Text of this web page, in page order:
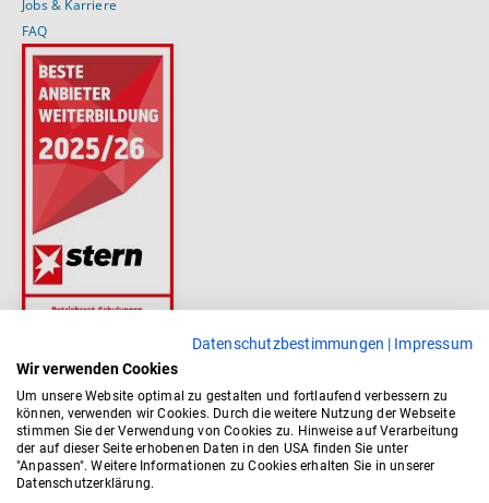
Datenschutzbestimmungen | Impressum
Wir verwenden Cookies
Um unsere Website optimal zu gestalten und fortlaufend verbessern zu
können, verwenden wir Cookies. Durch die weitere Nutzung der Webseite
stimmen Sie der Verwendung von Cookies zu. Hinweise auf Verarbeitung
der auf dieser Seite erhobenen Daten in den USA finden Sie unter
"Anpassen". Weitere Informationen zu Cookies erhalten Sie in unserer
Datenschutzerklärung.
Jobs & Karriere
FAQ